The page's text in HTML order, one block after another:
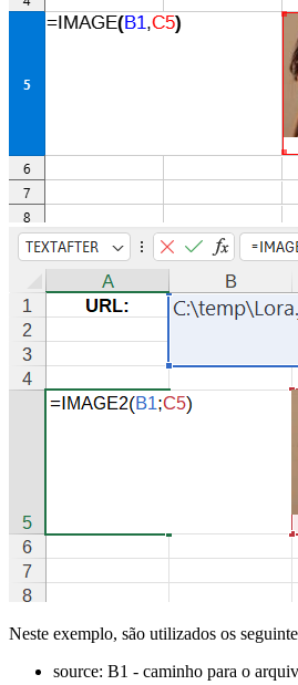
Neste exemplo, são utilizados os
source: B1 - caminho para o